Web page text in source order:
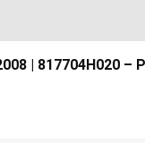
| 817704H020 –